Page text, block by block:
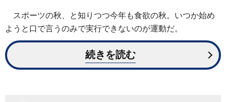
スポーツの秋、と知りつつ今年も食欲の秋。いつか始め
ようと口で言うのみで実行できないのが運動だ。
続きを読む